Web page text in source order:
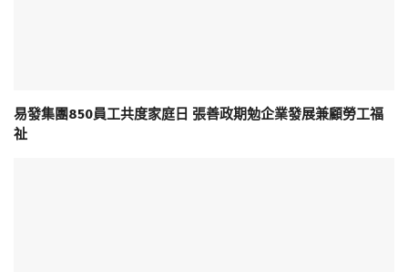
易發集團850員工共度家庭日 張善政期勉企業發展兼顧勞工福
祉